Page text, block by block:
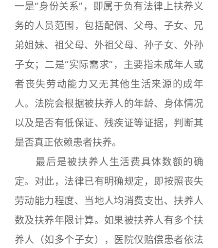
一是“身份关系”，即属于负有法律上扶养义
务的人员范围，包括配偶、父母、子女、兄
弟姐妹、祖父母、外祖父母、孙子女、外孙
子女；二是“实际需求”，主要指未成年人或
者丧失劳动能力又无其他生活来源的成年
人。法院会根据被扶养人的年龄、身体情况
以及是否有低保证、残疾证等证据，判断其
是否真正依赖患者扶养。
最后是被扶养人生活费具体数额的确
定。对此，法律已有明确规定，即按照丧失
劳动能力程度、当地人均消费支出、扶养人
数及扶养年限计算。如果被扶养人有多个扶
养人（如多个子女），医院仅赔偿患者依法